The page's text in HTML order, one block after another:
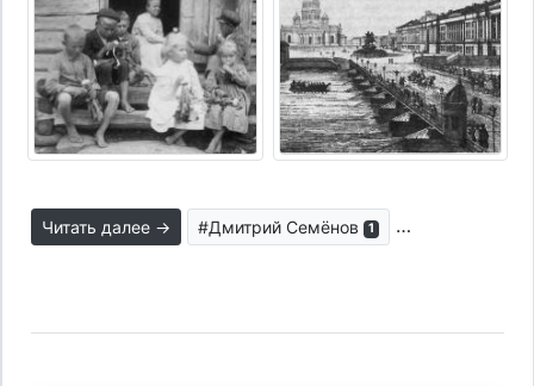
Читать далее → #Дмитрий Семёнов 1 #парадигма